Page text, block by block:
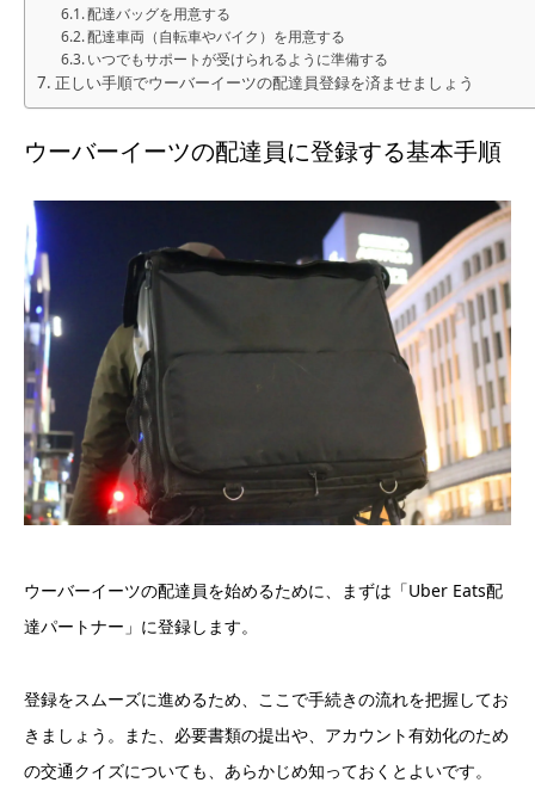
配達バッグを用意する
配達車両（自転車やバイク）を用意する
いつでもサポートが受けられるように準備する
正しい手順でウーバーイーツの配達員登録を済ませましょう
ウーバーイーツの配達員に登録する基本手順
ウーバーイーツの配達員を始めるために、まずは「Uber Eats配
達パートナー」に登録します。
登録をスムーズに進めるため、ここで手続きの流れを把握してお
きましょう。また、必要書類の提出や、アカウント有効化のため
の交通クイズについても、あらかじめ知っておくとよいです。